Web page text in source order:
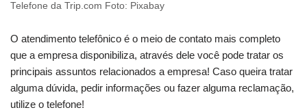
Telefone da Trip.com Foto: Pixabay
O atendimento telefônico é o meio de contato mais completo
que a empresa disponibiliza, através dele você pode tratar os
principais assuntos relacionados a empresa! Caso queira tratar
alguma dúvida, pedir informações ou fazer alguma reclamação,
utilize o telefone!